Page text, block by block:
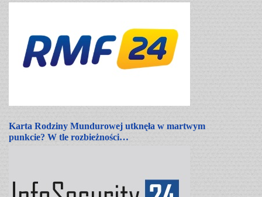
Karta Rodziny Mundurowej utknęła w martwym
punkcie? W tle rozbieżności…